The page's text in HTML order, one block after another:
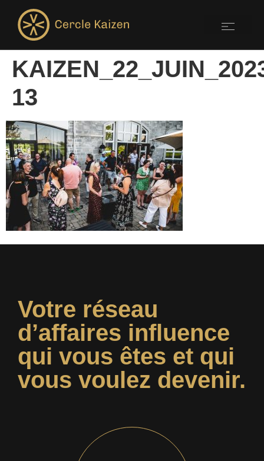
13
Votre réseau
d’affaires influence
qui vous êtes et qui
vous voulez devenir.